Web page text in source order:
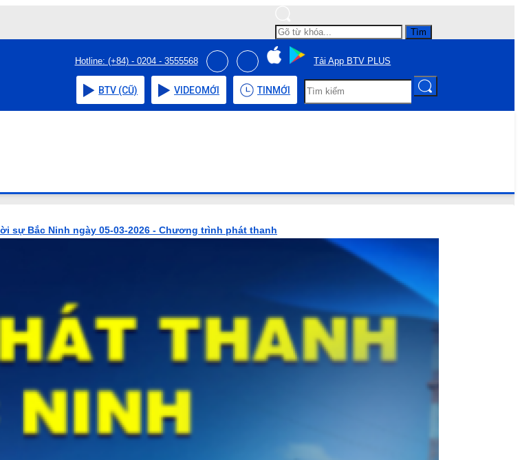
Tìm
Hotline: (+84) - 0204 - 3555568 Tải App BTV PLUS
BTV (CŨ) VIDEOMỚI TIN MỚI
sự Bắc Ninh ngày 05-03-2026 - Chương trình phát thanh